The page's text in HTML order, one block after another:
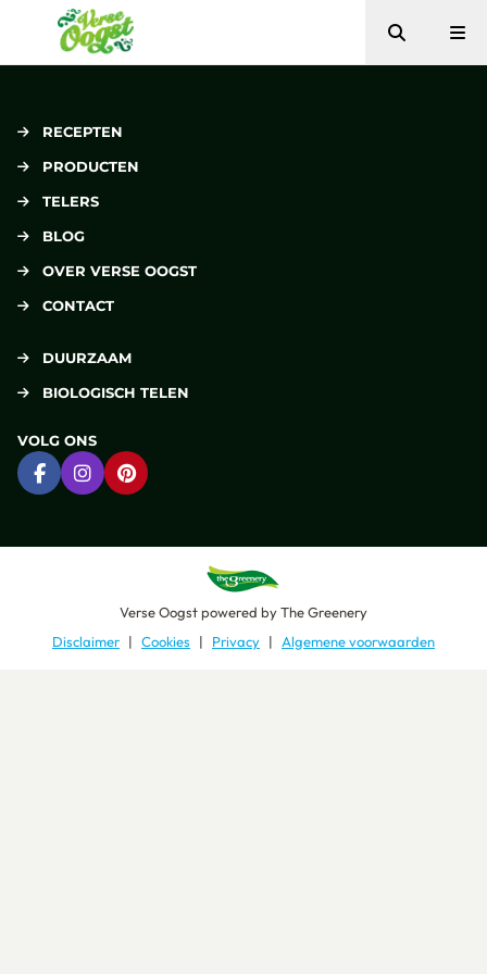
Verse Oogst
Zoeken
RECEPTEN
PRODUCTEN
TELERS
BLOG
OVER VERSE OOGST
CONTACT
DUURZAAM
BIOLOGISCH TELEN
VOLG ONS
Ga naar Facebook
Ga naar Instagram
Ga naar Pinterest
Verse Oogstpowered byThe Greenery
Disclaimer
Cookies Privacy Algemene voorwaarden